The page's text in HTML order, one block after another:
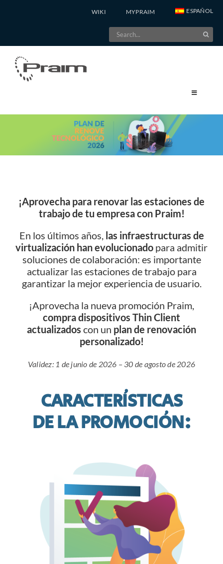
WIKI MYPRAIM ESPAÑOL
Search
for:
¡Aprovecha para renovar las estaciones de
trabajo de tu empresa con Praim!
En los últimos años, las infraestructuras de
virtualización han evolucionado para admitir
soluciones de colaboración: es importante
actualizar las estaciones de trabajo para
garantizar la mejor experiencia de usuario.
¡Aprovecha la nueva promoción Praim,
compra dispositivos Thin Client
actualizados con un plan de renovación
personalizado!
Validez: 1 de junio de 2026 – 30 de agosto de 2026
CARACTERÍSTICAS
DE LA PROMOCIÓN: